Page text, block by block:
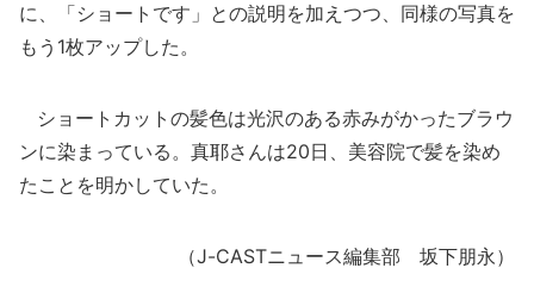
に、「ショートです」との説明を加えつつ、同様の写真を
もう1枚アップした。
ショートカットの髪色は光沢のある赤みがかったブラウ
ンに染まっている。真耶さんは20日、美容院で髪を染め
たことを明かしていた。
（J-CASTニュース編集部 坂下朋永）